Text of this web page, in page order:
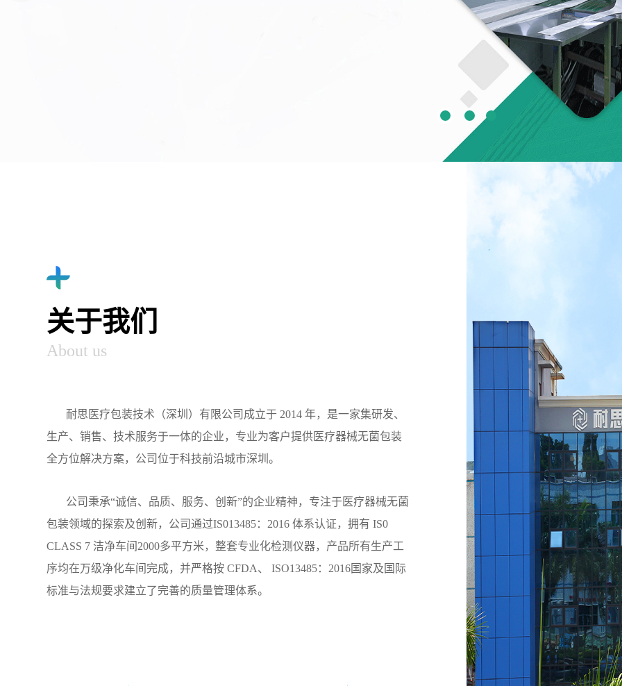
医用纸塑袋
关于我们
About us
耐思医疗包装技术（深圳）有限公司成立于 2014 年，是一家集研发、
生产、销售、技术服务于一体的企业，专业为客户提供医疗器械无菌包装
全方位解决方案，公司位于科技前沿城市深圳。
公司秉承“诚信、品质、服务、创新”的企业精神，专注于医疗器械无菌
包装领域的探索及创新，公司通过IS013485：2016 体系认证，拥有 IS0
CLASS 7 洁净车间2000多平方米，整套专业化检测仪器，产品所有生产工
序均在万级净化车间完成，并严格按 CFDA、 ISO13485：2016国家及国际
标准与法规要求建立了完善的质量管理体系。